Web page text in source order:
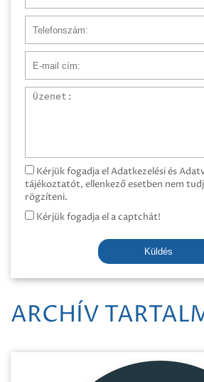
Üzenet
Kérjük fogadja el Adatkezelési és
tájékoztatót, ellenkező esetben nem
rögzíteni.
Kérjük fogadja el a captchát!
Küldés
ARCHÍV